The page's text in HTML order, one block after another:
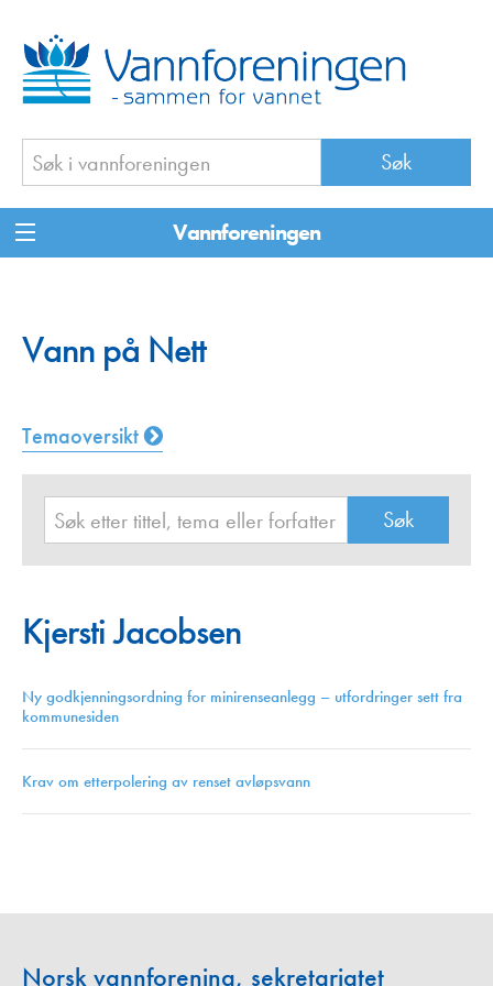
Vannforeningen
Vann på Nett
Temaoversikt
Kjersti Jacobsen
Ny godkjenningsordning for minirenseanlegg – utfordringer sett fra
kommunesiden
Krav om etterpolering av renset avløpsvann
Norsk vannforening, sekretariatet